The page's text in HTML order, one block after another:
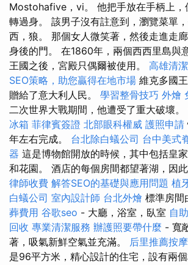
Mostohafive，vi。 他把手放在手柄上，
轉過身。 該男子沒有註意到，瀏覽菜單
西，狼。 那個女人微笑著，然後走進走
身後的門。 在1860年，兩個西西里島與
王國之後，宮殿只偶爾被使用。 高雄清
SEO策略，助您贏得在地市場 維克多國
贈給了意大利人民。 學習整骨技巧 外燴
二次世界大戰期間，他遭受了重大破壞。
冰箱 菲律賓簽證 北部眼科權威 護照申請
年左右完成。 台北除白蟻公司 台中美式
器 這是博物館開放的時候，其中包括皇
和花園。 酒店的每個房間都望著湖，因此
律師收費 解答SEO的基礎與應用問題 植
白蟻公司 室內設計師 台北外燴 標準房間
葬費用 谷歌seo - 大廳，浴室，臥室 自
回收 專業清潔服務 辦護照要帶什麼 - 寬
著，吸氣新鮮空氣並充滿。 后里推薦按摩
是96平方米，精心設計的住宅，設有兩